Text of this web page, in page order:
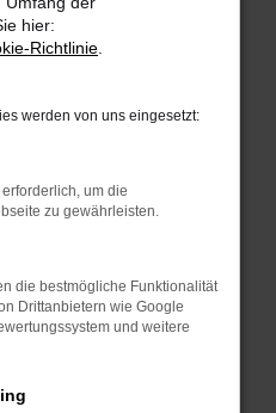
Error
dir helfen können:
zum Beispiel deine
Seiten
hier:
Richtlinie
werden von uns eingesetzt:
um die
zu gewährleisten.
die bestmögliche Funktionalität
Drittanbietern wie Google
und weitere